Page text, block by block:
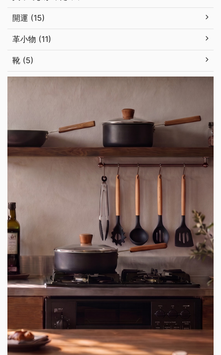
開運 (15)
革小物 (11)
靴 (5)